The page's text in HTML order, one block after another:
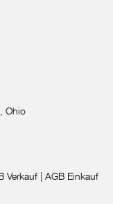
Ohio
Verkauf | AGB Einkauf